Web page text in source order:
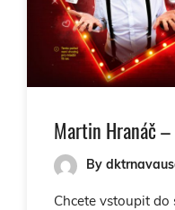
Martin Hranáč –
By
Chcete vstoupit do